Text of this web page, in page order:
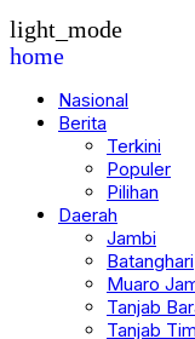
light_mode
home
Nasional
Berita
Terkini
Populer
Pilihan
Daerah
Jambi
Batanghari
Muaro
Tanjab
Tanjab